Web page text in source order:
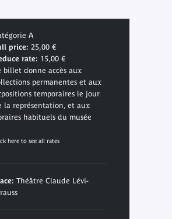
A
price: 25,00 €
rate: 15,00 €
billet donne accès aux
permanentes et aux
temporaires le jour
la représentation, et aux
habituels du musée
here to see all rates
Théâtre Claude Lévi-